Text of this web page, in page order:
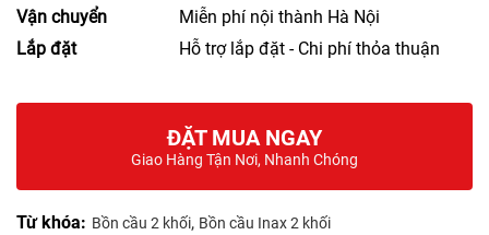
Vận chuyển
Miễn phí nội thành Hà Nội
Lắp đặt
Hỗ trợ lắp đặt - Chi phí thỏa thuận
ĐẶT MUA NGAY
Giao Hàng Tận Nơi, Nhanh Chóng
Từ khóa: Bồn cầu 2 khối, Bồn cầu Inax 2 khối